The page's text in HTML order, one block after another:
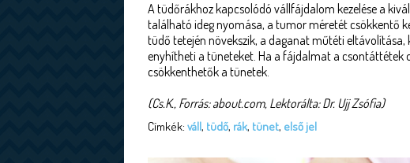
A tüdőrákhoz kapcsolódó vállfájdalom kezelése a
található ideg nyomása, a tumor méretét csökkentő
tüdő tetején növekszik, a daganat műtéti eltávolítása,
enyhítheti a tüneteket. Ha a fájdalmat a csontáttétek
csökkenthetők a tünetek.
(Cs.K., Forrás: about.com, Lektorálta: Dr. Ujj Zsófia)
Címkék: váll, tüdő, rák, tünet, első jel